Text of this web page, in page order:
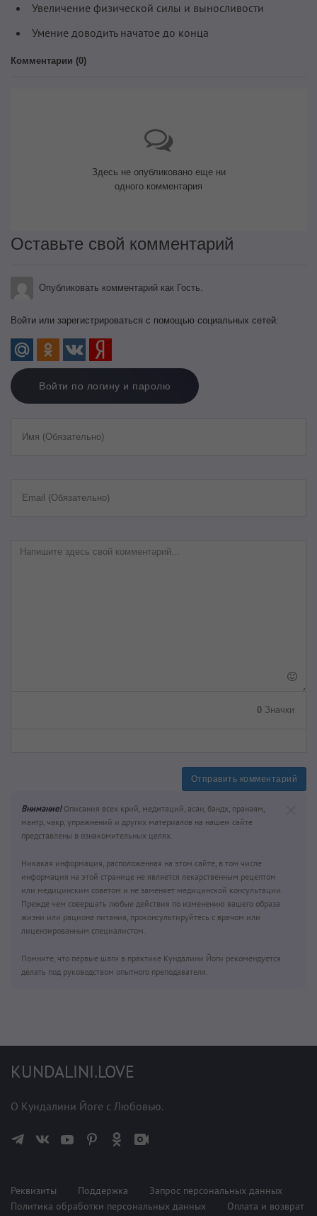
Увеличение физической силы и выносливости
Умение доводить начатое до конца
Комментарии (0)
Здесь не опубликовано еще ни
одного комментария
Оставьте свой комментарий
Опубликовать комментарий как Гость.
Войти или зарегистрироваться с помощью социальных сетей:
Войти по логину и паролю
Имя (Обязательно)
Email (Обязательно)
0 Значки
Отправить комментарий
Внимание!Описания всех крий, медитаций, асан, бандх, пранаям,
мантр, чакр, упражнений и других материалов на нашем сайте
представлены в ознакомительных целях.
Никакая информация, расположенная на этом сайте, в том числе
информация на этой странице не является лекарственным рецептом
или медицинским советом и не заменяет медицинской консультации.
Прежде чем совершать любые действия по изменению вашего образа
жизни или рациона питания, проконсультируйтесь с врачом или
лицензированным специалистом.
Помните, что первые шаги в практике Кундалини Йоги рекомендуется
делать под руководством опытного преподавателя.
KUNDALINI.LOVE
О Кундалини Йоге с Любовью.
Реквизиты Поддержка
Запрос персональных данных
Политика обработки персональных данных
Оплата и возврат